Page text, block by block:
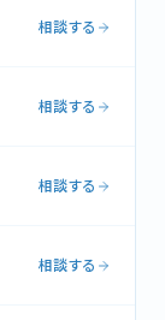
相談する
相談する
相談する
相談する